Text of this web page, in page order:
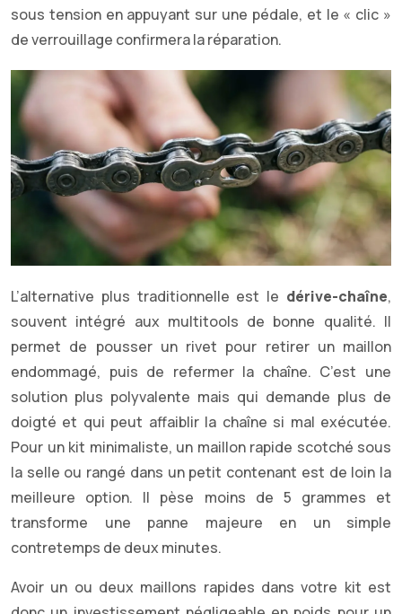
sous tension en appuyant sur une pédale, et le « clic »
de verrouillage confirmera la réparation.
L’alternative plus traditionnelle est le dérive-chaîne,
souvent intégré aux multitools de bonne qualité. Il
permet de pousser un rivet pour retirer un maillon
endommagé, puis de refermer la chaîne. C’est une
solution plus polyvalente mais qui demande plus de
doigté et qui peut affaiblir la chaîne si mal exécutée.
Pour un kit minimaliste, un maillon rapide scotché sous
la selle ou rangé dans un petit contenant est de loin la
meilleure option. Il pèse moins de 5 grammes et
transforme une panne majeure en un simple
contretemps de deux minutes.
Avoir un ou deux maillons rapides dans votre kit est